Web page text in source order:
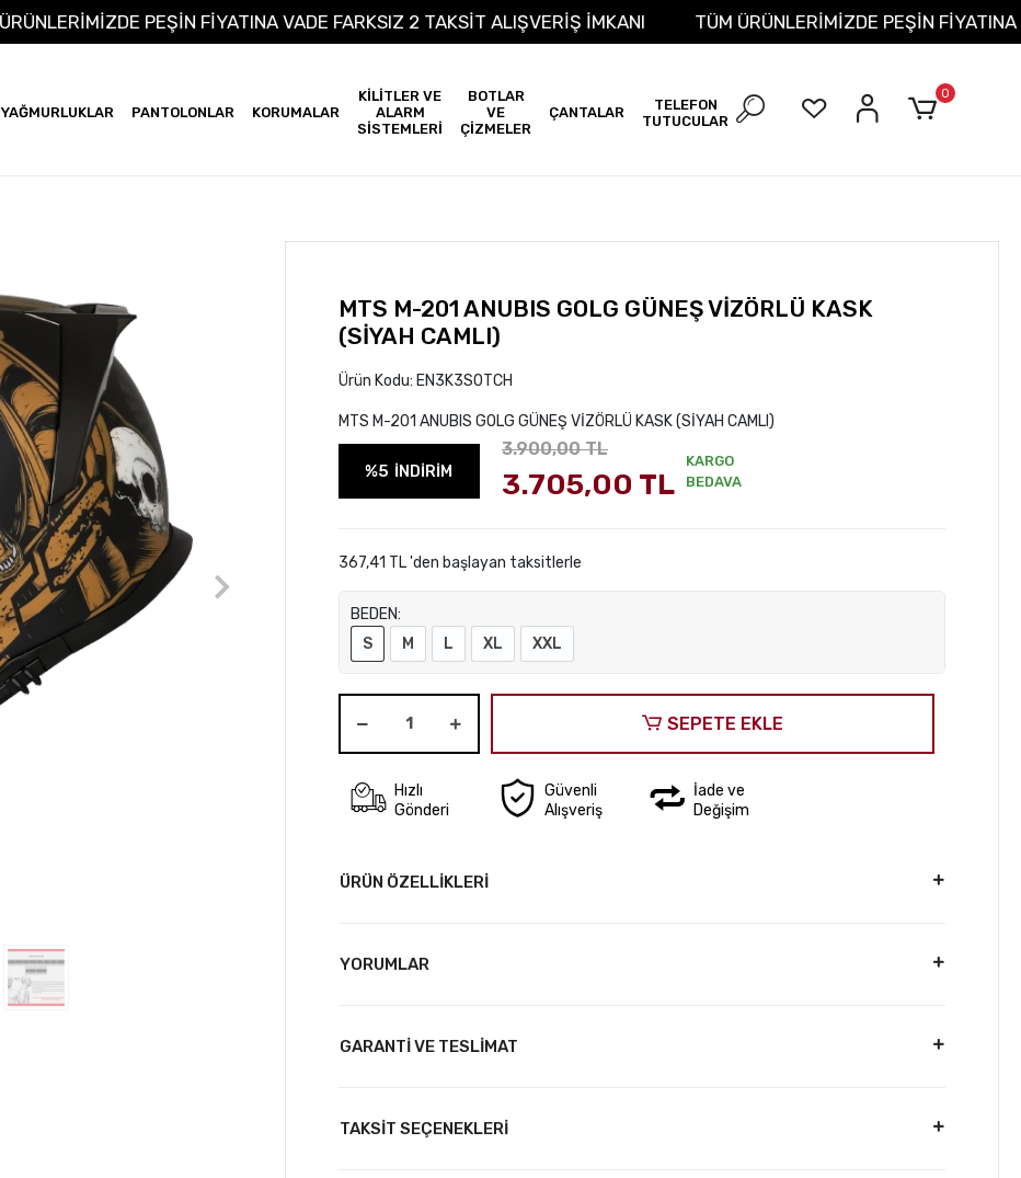
TÜM ÜRÜNLERİMİZDE PEŞİN FİYATINA VADE FARKSIZ 2 TAKSİT ALIŞVERİŞ İMKANI TÜM ÜRÜNLERİMİZDE PEŞİN
YAĞMURLUKLAR PANTOLONLAR KORUMALAR
KİLİTLER VE
ALARM
SİSTEMLERİ
BOTLAR
VE
ÇİZMELER
ÇANTALAR
TELEFON
TUTUCULAR
0
MTS M-201 ANUBIS GOLG GÜNEŞ VİZÖRLÜ KASK
(SİYAH CAMLI)
Ürün Kodu: EN3K3S0TCH
MTS M-201 ANUBIS GOLG GÜNEŞ VİZÖRLÜ KASK (SİYAH CAMLI)
%5 İNDİRİM
3.900,00 TL
3.705,00 TL
KARGO
BEDAVA
367,41 TL 'den başlayan taksitlerle
BEDEN:
S
M L XL XXL
SEPETE EKLE
Hızlı
Gönderi
Güvenli
Alışveriş
İade ve
Değişim
ÜRÜN ÖZELLİKLERİ
YORUMLAR
GARANTİ VE TESLİMAT
TAKSİT SEÇENEKLERİ